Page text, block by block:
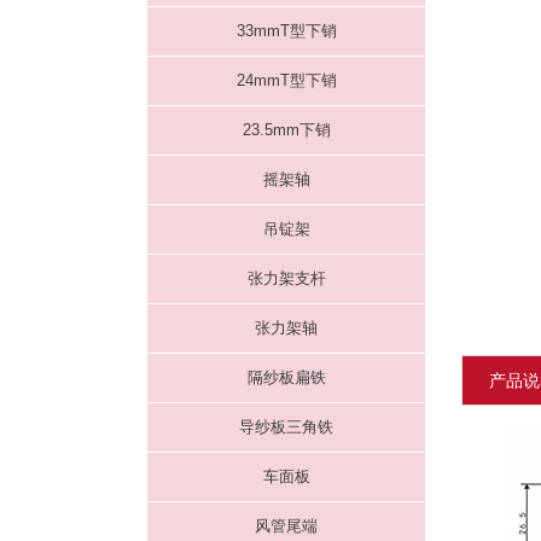
33mmT型下销
24mmT型下销
23.5mm下销
摇架轴
吊锭架
张力架支杆
张力架轴
隔纱板扁铁
导纱板三角铁
车面板
风管尾端
产品